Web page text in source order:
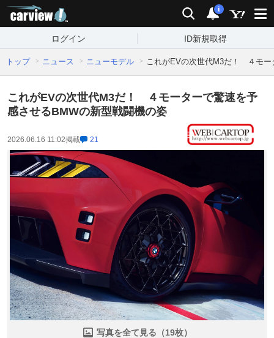
検索 通知
i
ログイン ID新規取得
トップ ニュース ニューモデル これがEVの次世代M3だ！ ４モー
これがEVの次世代M3だ！ ４モーターで驚速を予
感させるBMWの新型戦闘機の姿
2026.06.16 11:02掲載 21
写真を全て見る（19枚）